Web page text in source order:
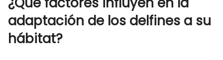
adaptación de los delfines a su
hábitat?